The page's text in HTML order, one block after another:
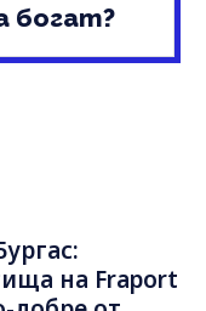
богат?
на Fraport